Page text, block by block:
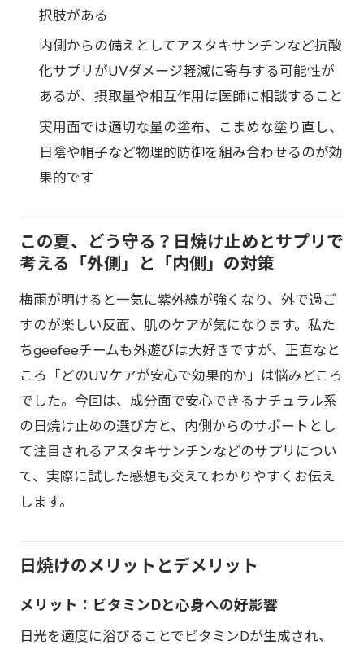
択肢がある
内側からの備えとしてアスタキサンチンなど抗酸
化サプリがUVダメージ軽減に寄与する可能性が
あるが、摂取量や相互作用は医師に相談すること
実用面では適切な量の塗布、こまめな塗り直し、
日陰や帽子など物理的防御を組み合わせるのが効
果的です
この夏、どう守る？日焼け止めとサプリで
考える「外側」と「内側」の対策
梅雨が明けると一気に紫外線が強くなり、外で過ご
すのが楽しい反面、肌のケアが気になります。私た
ちgeefeeチームも外遊びは大好きですが、正直なと
ころ「どのUVケアが安心で効果的か」は悩みどころ
でした。今回は、成分面で安心できるナチュラル系
の日焼け止めの選び方と、内側からのサポートとし
て注目されるアスタキサンチンなどのサプリについ
て、実際に試した感想も交えてわかりやすくお伝え
します。
日焼けのメリットとデメリット
メリット：ビタミンDと心身への好影響
日光を適度に浴びることでビタミンDが生成され、